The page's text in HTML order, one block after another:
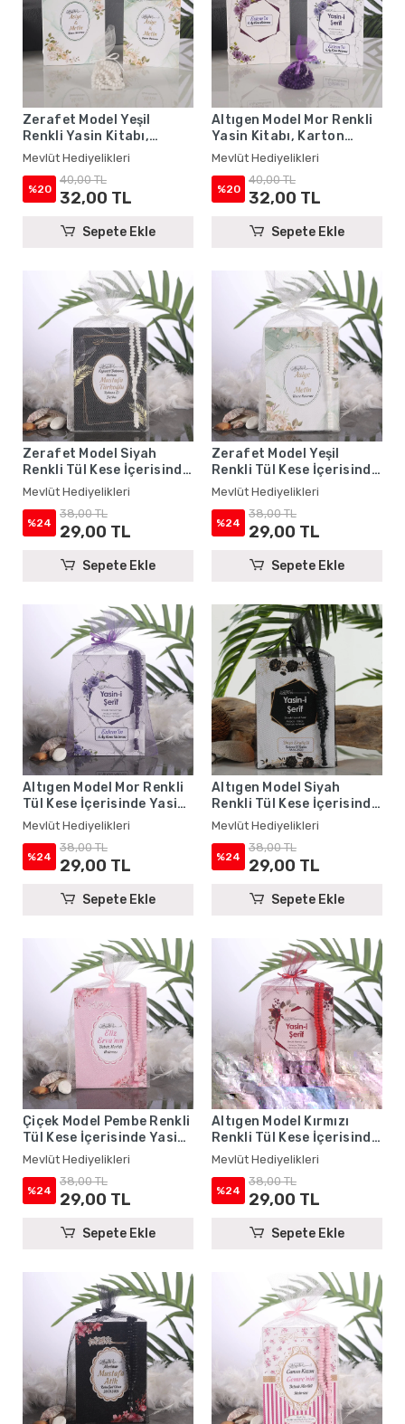
Zerafet Model Yeşil
Renkli Yasin Kitabı,
Karton Çanta ve Tesbih -
Mevlüt Hediyelikleri
Mevlüt Hediyelikleri
%20
40,00 TL
32,00 TL
Sepete Ekle
Altıgen Model Mor Renkli
Yasin Kitabı, Karton
Çanta ve Tesbih - Mevlüt
Hediyelikleri
Mevlüt Hediyelikleri
%20
40,00 TL
32,00 TL
Sepete Ekle
Zerafet Model Siyah
Renkli Tül Kese İçerisinde
Yasin Kitabı ve Tesbih -
Mevlüt Hediyelikleri
Mevlüt Hediyelikleri
%24
38,00 TL
29,00 TL
Sepete Ekle
Zerafet Model Yeşil
Renkli Tül Kese İçerisinde
Yasin Kitabı ve Tesbih -
Mevlüt Hediyelikleri
Mevlüt Hediyelikleri
%24
38,00 TL
29,00 TL
Sepete Ekle
Altıgen Model Mor Renkli
Tül Kese İçerisinde Yasin
Kitabı ve Tesbih - Mevlüt
Hediyelikleri
Mevlüt Hediyelikleri
%24
38,00 TL
29,00 TL
Sepete Ekle
Altıgen Model Siyah
Renkli Tül Kese İçerisinde
Yasin Kitabı ve Tesbih -
Mevlüt Hediyelikleri
Mevlüt Hediyelikleri
%24
38,00 TL
29,00 TL
Sepete Ekle
Çiçek Model Pembe Renkli
Tül Kese İçerisinde Yasin
Kitabı ve Tesbih - Mevlüt
Hediyelikleri
Mevlüt Hediyelikleri
%24
38,00 TL
29,00 TL
Sepete Ekle
Altıgen Model Kırmızı
Renkli Tül Kese İçerisinde
Yasin Kitabı ve Tesbih -
Mevlüt Hediyelikleri
Mevlüt Hediyelikleri
%24
38,00 TL
29,00 TL
Sepete Ekle